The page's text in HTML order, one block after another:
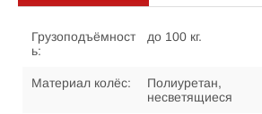
Грузоподъёмност
ь:
до 100 кг.
Материал колёс:
Полиуретан,
несветящиеся